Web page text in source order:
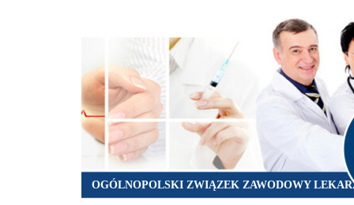
OGÓLNOPOLSKI ZWIĄZEK ZAWODOWY